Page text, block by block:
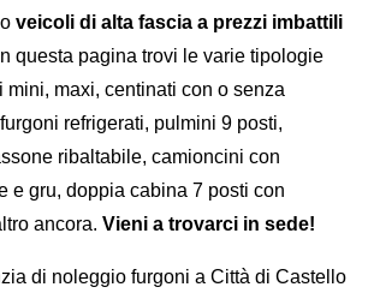
veicoli di alta fascia a prezzi imbattili
questa pagina trovi le varie tipologie
maxi, centinati con o senza
refrigerati, pulmini 9 posti,
ribaltabile, camioncini con
e gru, doppia cabina 7 posti con
ancora. Vieni a trovarci in sede!
di noleggio furgoni a Città di Castello